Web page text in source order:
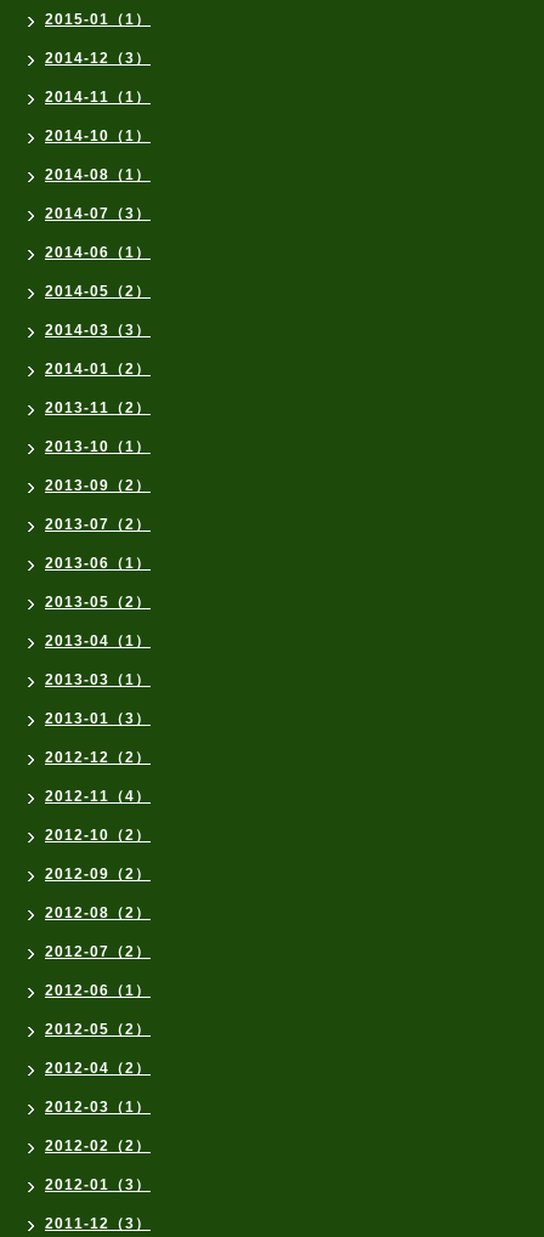
2015-01（1）
2014-12（3）
2014-11（1）
2014-10（1）
2014-08（1）
2014-07（3）
2014-06（1）
2014-05（2）
2014-03（3）
2014-01（2）
2013-11（2）
2013-10（1）
2013-09（2）
2013-07（2）
2013-06（1）
2013-05（2）
2013-04（1）
2013-03（1）
2013-01（3）
2012-12（2）
2012-11（4）
2012-10（2）
2012-09（2）
2012-08（2）
2012-07（2）
2012-06（1）
2012-05（2）
2012-04（2）
2012-03（1）
2012-02（2）
2012-01（3）
2011-12（3）